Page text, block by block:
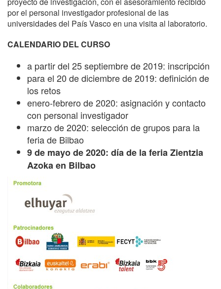
por el personal investigador profesional de las
universidades del País Vasco en una visita al laboratorio.
CALENDARIO DEL CURSO
a partir del 25 septiembre de 2019: inscripción
para el 20 de diciembre de 2019: definición de
los retos
enero-febrero de 2020: asignación y contacto
con personal investigador
marzo de 2020: selección de grupos para la
feria de Bilbao
9 de mayo de 2020: día de la feria Zientzia
Azoka en Bilbao